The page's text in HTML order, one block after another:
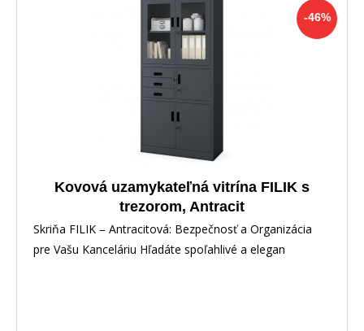
-46%
Kovová uzamykateľná vitrína FILIK s
trezorom, Antracit
Skriňa FILIK – Antracitová: Bezpečnosť a Organizácia
pre Vašu Kanceláriu Hľadáte spoľahlivé a elegan